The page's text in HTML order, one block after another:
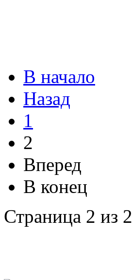
В начало
Назад
1
2
Вперед
В конец
Страница 2 из 2